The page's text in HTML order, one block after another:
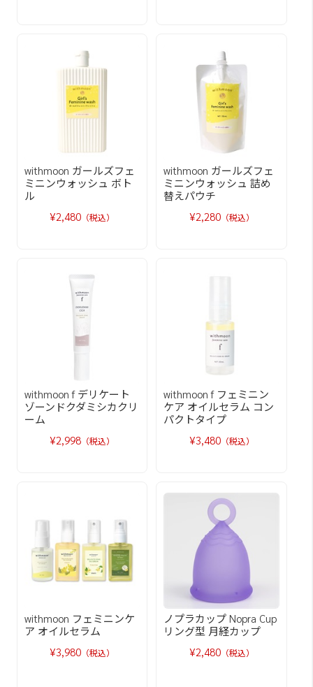
withmoon ガールズフェ
ミニンウォッシュ ボト
ル
¥2,480 （税込）
withmoon ガールズフェ
ミニンウォッシュ 詰め
替えパウチ
¥2,280（税込）
withmoon f デリケート
ゾーンドクダミシカクリ
ーム
¥2,998 （税込）
withmoon f フェミニン
ケア オイルセラム コン
パクトタイプ
¥3,480（税込）
withmoon フェミニンケ
ア オイルセラム
¥3,980 （税込）
ノプラカップ Nopra Cup
リング型 月経カップ
¥2,480（税込）